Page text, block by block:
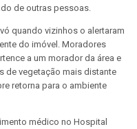
de outras pessoas.
quando vizinhos o alertaram
do imóvel. Moradores
a um morador da área e
de vegetação mais distante
retorna para o ambiente
médico no Hospital